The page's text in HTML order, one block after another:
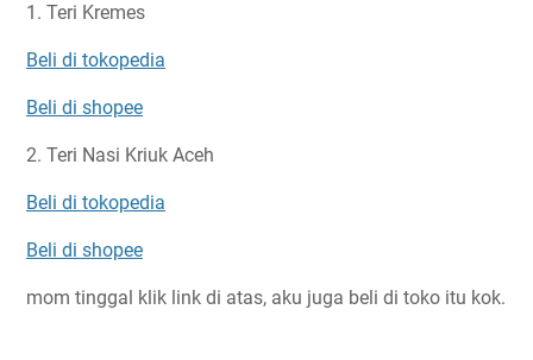
1. Teri Kremes
Beli di tokopedia
Beli di shopee
2. Teri Nasi Kriuk Aceh
Beli di tokopedia
Beli di shopee
mom tinggal klik link di atas, aku juga beli di toko itu kok.